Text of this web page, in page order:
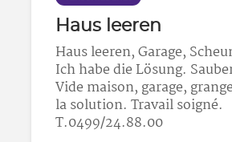
Haus leeren
Haus leeren, Garage,
Ich habe die Lösung.
Vide maison, garage,
la solution. Travail soigné.
T.0499/24.88.00